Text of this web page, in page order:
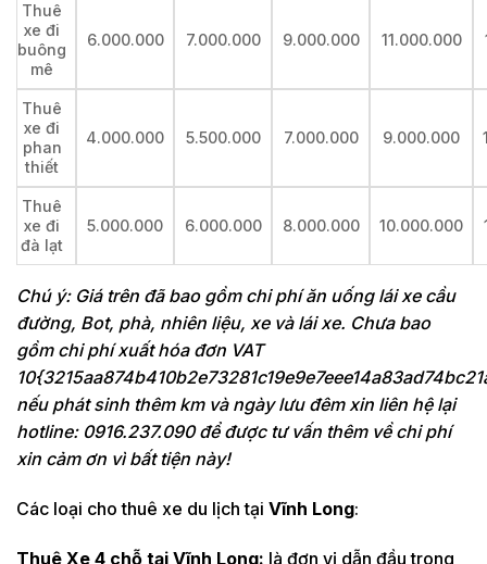
Thuê
xe đi
buông
mê
6.000.000 7.000.000 9.000.000 11.000.000
Thuê
xe đi
phan
thiết
4.000.000 5.500.000 7.000.000 9.000.000
Thuê
xe đi
đà lạt
5.000.000 6.000.000 8.000.000 10.000.000
Chú ý: Giá trên đã bao gồm chi phí ăn uống lái xe cầu
đường, Bot, phà, nhiên liệu, xe và lái xe. Chưa bao
gồm chi phí xuất hóa đơn VAT
nếu phát sinh thêm km và ngày lưu đêm xin liên hệ lại
hotline: 0916.237.090 để được tư vấn thêm về chi phí
xin cảm ơn vì bất tiện này!
Các loại cho thuê xe du lịch tại Vĩnh Long:
Thuê Xe 4 chỗ tại Vĩnh Long: là đơn vị dẫn đầu trong